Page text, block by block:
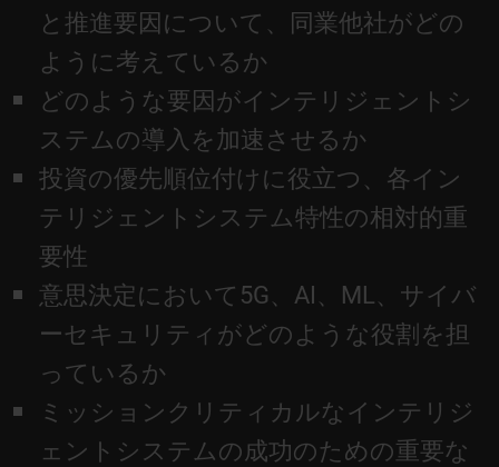
と推進要因について、同業他社がどの
ように考えているか
どのような要因がインテリジェントシ
ステムの導入を加速させるか
投資の優先順位付けに役立つ、各イン
テリジェントシステム特性の相対的重
要性
意思決定において5G、AI、ML、サイバ
ーセキュリティがどのような役割を担
っているか
ミッションクリティカルなインテリジ
ェントシステムの成功のための重要な